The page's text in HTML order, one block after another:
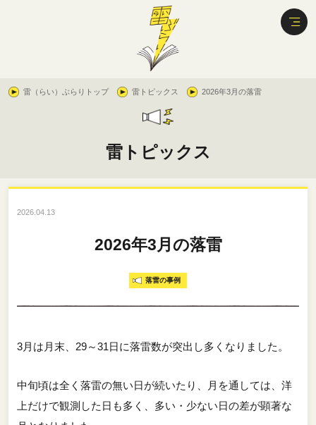
雷（らい）ぶらりトップ 雷トピックス 2026年3月の落雷
雷トピックス
2026.04.13
2026年3月の落雷
落雷の事例
3月は月末、29～31日に落雷数が突出し多くなりました。
中旬頃は全く落雷の無い日が続いたり、月を通しては、洋
上だけで観測した日も多く、多い・少ない日の差が顕著な